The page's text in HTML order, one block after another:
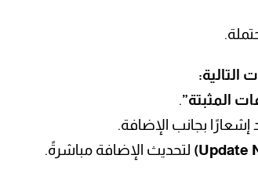
التالية:
المثبتة”.
لتحديث الإضافة مباشرةً.